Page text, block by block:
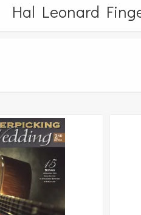
Hal Leonard